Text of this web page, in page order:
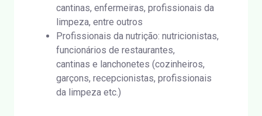
cantinas, enfermeiras, profissionais da
limpeza, entre outros
Profissionais da nutrição: nutricionistas,
funcionários de restaurantes,
cantinas e lanchonetes (cozinheiros,
garçons, recepcionistas, profissionais
da limpeza etc.)